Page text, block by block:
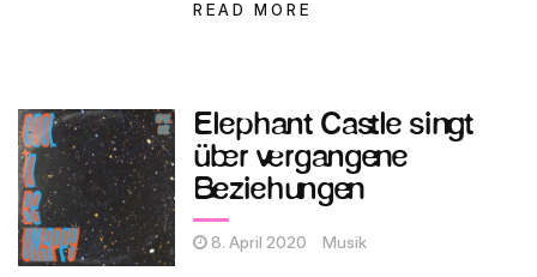
READ MORE
Elephant Castle singt
über vergangene
Beziehungen
8. April 2020 Musik